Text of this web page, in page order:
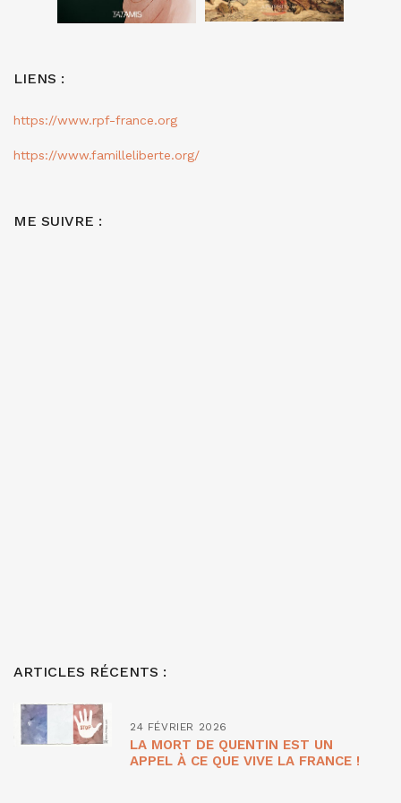
LIENS :
https://www.rpf-france.org
https://www.familleliberte.org/
ME SUIVRE :
ARTICLES RÉCENTS :
24 FÉVRIER 2026
LA MORT DE QUENTIN EST UN
APPEL À CE QUE VIVE LA FRANCE !